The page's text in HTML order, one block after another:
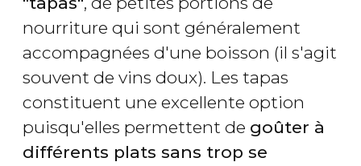
nourriture qui sont généralement
accompagnées d'une boisson (il s'agit
souvent de vins doux). Les tapas
constituent une excellente option
puisqu'elles permettent de goûter à
différents plats sans trop se